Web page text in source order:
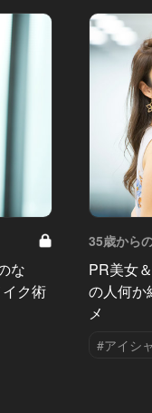
な
ク術
35歳から
PR美女
の人何か
メ
#アイシ